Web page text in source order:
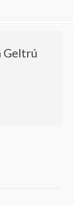
Geltrú